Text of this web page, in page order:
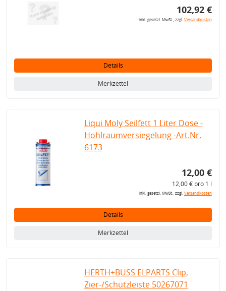
102,92 €
inkl. gesetzl. MwSt., zzgl.Versandkosten
Details
Merkzettel
Liqui Moly Seilfett 1 Liter Dose -
Hohlraumversiegelung -Art.Nr.
6173
12,00 €
12,00 € pro 1 l
inkl. gesetzl. MwSt., zzgl.Versandkosten
Details
Merkzettel
HERTH+BUSS ELPARTS Clip,
Zier-/Schutzleiste 50267071